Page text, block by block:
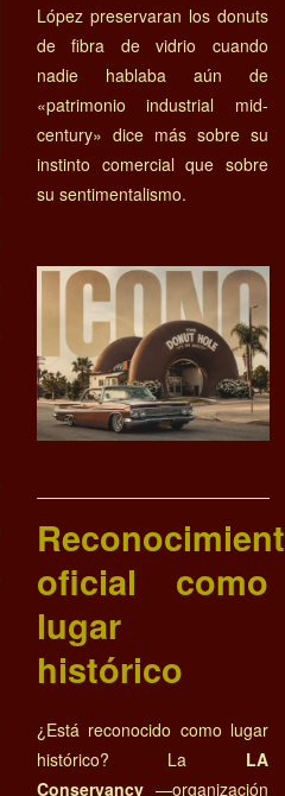
López preservaran los donuts
de fibra de vidrio cuando
nadie hablaba aún de
«patrimonio industrial mid-
century» dice más sobre su
instinto comercial que sobre
su sentimentalismo.
oficial como
lugar
histórico
¿Está reconocido como lugar
histórico? La LA
Conservancy—organización